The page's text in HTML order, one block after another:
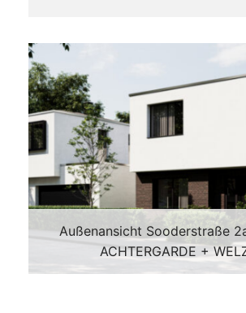
Außenansicht Sooderstraße
ACHTERGARDE +